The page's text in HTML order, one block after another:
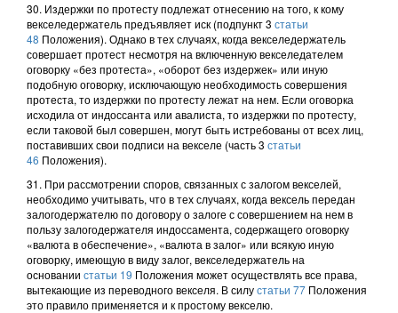
30. Издержки по протесту подлежат отнесению на того, к кому
векселедержатель предъявляет иск (подпункт 3 статьи
48 Положения). Однако в тех случаях, когда векселедержатель
совершает протест несмотря на включенную векселедателем
оговорку «без протеста», «оборот без издержек» или иную
подобную оговорку, исключающую необходимость совершения
протеста, то издержки по протесту лежат на нем. Если оговорка
исходила от индоссанта или авалиста, то издержки по протесту,
если таковой был совершен, могут быть истребованы от всех лиц,
поставивших свои подписи на векселе (часть 3 статьи
46 Положения).
31. При рассмотрении споров, связанных с залогом векселей,
необходимо учитывать, что в тех случаях, когда вексель передан
залогодержателю по договору о залоге с совершением на нем в
пользу залогодержателя индоссамента, содержащего оговорку
«валюта в обеспечение», «валюта в залог» или всякую иную
оговорку, имеющую в виду залог, векселедержатель на
основании статьи 19 Положения может осуществлять все права,
вытекающие из переводного векселя. В силустатьи 77 Положения
это правило применяется и к простому векселю.